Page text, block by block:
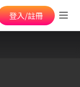
登入/註冊